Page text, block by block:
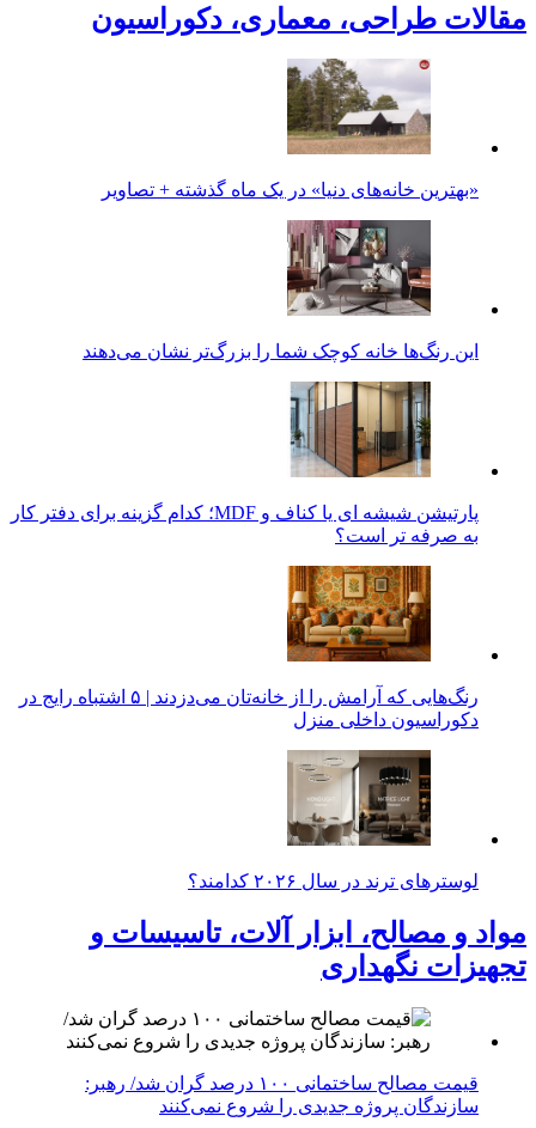
مقالات طراحی، معماری، دکوراسیون
«بهترین خانه‌های دنیا» در یک ماه گذشته + تصاویر
این رنگ‌ها خانه کوچک شما را بزرگ‌تر نشان می‌دهند
پارتیشن شیشه ای یا کناف و MDF؛ کدام گزینه برای دفتر کار
به صرفه تر است؟
رنگ‌هایی که آرامش را از خانه‌تان می‌دزدند | ۵ اشتباه رایج در
دکوراسیون داخلی منزل
لوسترهای ترند در سال ۲۰۲۶ کدامند؟
مواد و مصالح، ابزار آلات، تاسیسات و
تجهیزات نگهداری
قیمت مصالح ساختمانی ۱۰۰ درصد گران شد/ رهبر:
سازندگان پروژه جدیدی را شروع نمی‌کنند